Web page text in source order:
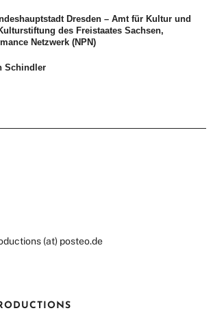
Dresden – Amt für Kultur und
des Freistaates Sachsen,
Netzwerk (NPN)
Schindler
(at) posteo.de